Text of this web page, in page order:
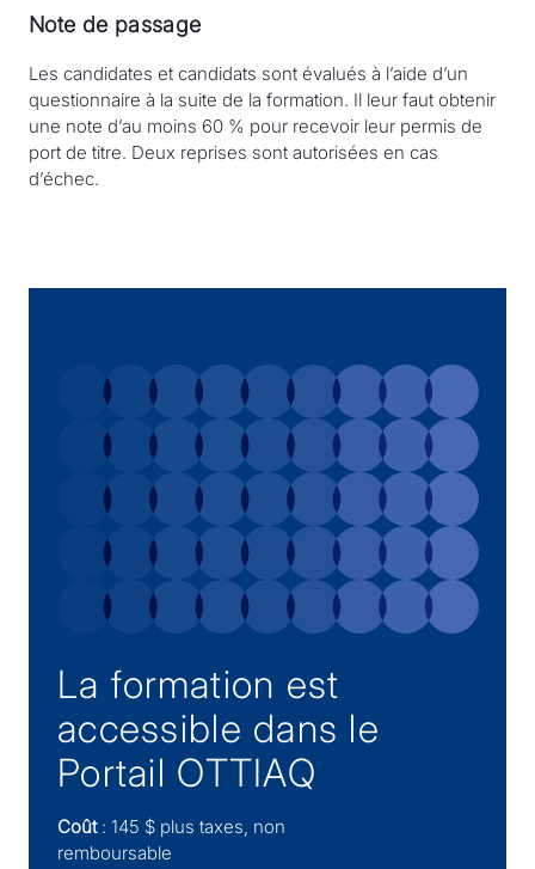
Note de passage
Les candidates et candidats sont évalués à l’aide d’un
questionnaire à la suite de la formation. Il leur faut obtenir
une note d’au moins 60 % pour recevoir leur permis de
port de titre. Deux reprises sont autorisées en cas
d’échec.
La formation est
accessible dans le
Portail OTTIAQ
Coût: 145 $ plus taxes, non
remboursable